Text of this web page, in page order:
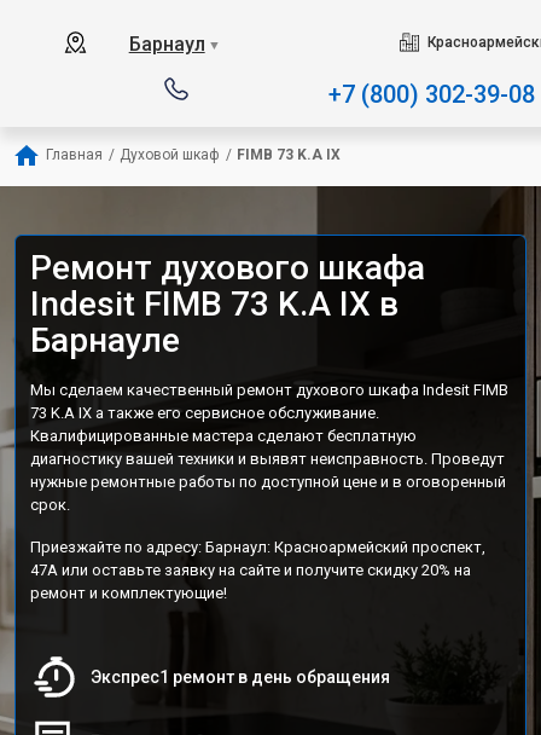
Барнаул ▼
+7 (800) 302-39-08
Главная / Духовой шкаф / FIMB 73 K.A IX
Ремонт духового шкафа
Indesit FIMB 73 K.A IX в
Барнауле
Мы сделаем качественный ремонт духового шкафа Indesit FIMB
73 K.A IX а также его сервисное обслуживание.
Квалифицированные мастера сделают бесплатную
диагностику вашей техники и выявят неисправность. Проведут
нужные ремонтные работы по доступной цене и в оговоренный
срок.
Приезжайте по адресу: Барнаул: Красноармейский проспект,
47А или оставьте заявку на сайте и получите скидку 20% на
ремонт и комплектующие!
Экспрес1 ремонт в день обращения